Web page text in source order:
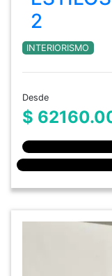
2
INTERIORISMO
Desde
$